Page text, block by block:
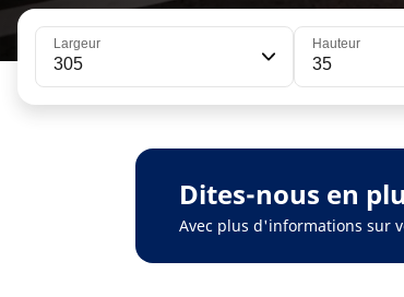
Largeur
305
Hauteur
35
Dites-nous en
Avec plus d'informations sur